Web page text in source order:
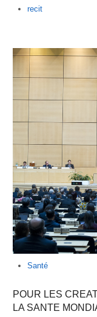
Author
recit
Santé
POUR LES
LA SANTE